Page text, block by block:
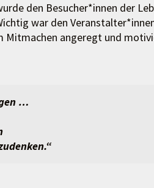
den Besucher*innen der
war den
Mitmachen angeregt und
…